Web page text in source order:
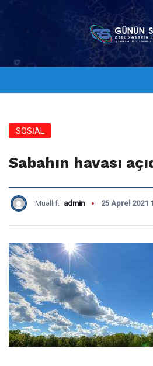
SOSİAL
Sabahın havası
Müəllif: admin 25 Aprel 2021